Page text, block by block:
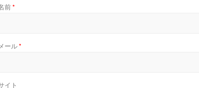
前*
ール*
イト